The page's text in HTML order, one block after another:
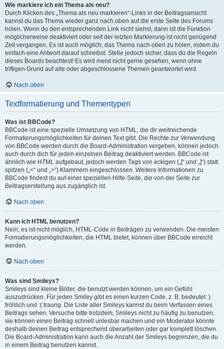
Wie markiere ich ein Thema als neu?
Durch Klicken des „Thema als neu markieren“-Links in der Beitragsansicht
kannst du das Thema wieder ganz nach oben auf die erste Seite des Forums
holen. Wenn du den entsprechenden Link nicht siehst, dann ist die Funktion
möglicherweise deaktiviert oder seit der letzten Markierung ist nicht genügend
Zeit vergangen. Es ist auch möglich, das Thema nach oben zu holen, indem du
einfach eine Antwort darauf schreibst. Stelle jedoch sicher, dass du die Regeln
dieses Boards beachtest! Es wird meist nicht gerne gesehen, wenn ohne
triftigen Grund auf alte oder abgeschlossene Themen geantwortet wird.
Nach oben
Textformatierung und Thementypen
Was ist BBCode?
BBCode ist eine spezielle Umsetzung von HTML, die dir weitreichende
Formatierungsmöglichkeiten für deinen Text gibt. Die Rechte zur Verwendung
von BBCode werden durch die Board-Administration vergeben, können jedoch
auch durch dich für jeden einzelnen Beitrag deaktiviert werden. BBCode ist
ähnlich wie HTML aufgebaut, jedoch werden Tags von eckigen („[“ und „]“) statt
spitzen („<“ und „>“) Klammern eingeschlossen. Weitere Informationen zu
BBCode findest du auf einer speziellen Hilfe-Seite, die von der Seite zur
Beitragserstellung aus zugänglich ist.
Nach oben
Kann ich HTML benutzen?
Nein, es ist nicht möglich, HTML-Code in Beiträgen zu verwenden. Die meisten
Formatierungsmöglichkeiten, die HTML bietet, können über BBCode erreicht
werden.
Nach oben
Was sind Smileys?
Smileys sind kleine Bilder, die benutzt werden können, um ein Gefühl
auszudrücken. Für jeden Smiley gibt es einen kurzen Code, z. B. bedeutet :)
fröhlich und :( traurig. Die Liste aller Smileys kannst du beim Verfassen eines
Beitrags sehen. Versuche bitte trotzdem, Smileys nicht zu häufig zu benutzen,
sie können einen Beitrag schnell unlesbar machen und ein Moderator könnte
deshalb deinen Beitrag entsprechend überarbeiten oder gar komplett löschen.
Die Board-Administration kann auch die Anzahl der Smileys begrenzen, die du
in einem Beitrag benutzen kannst.